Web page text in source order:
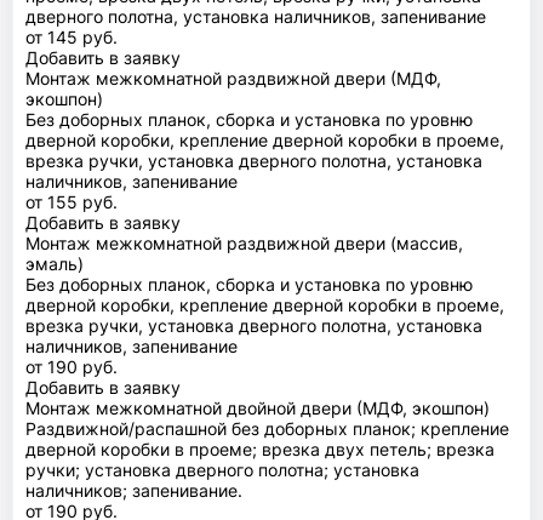
дверного полотна, установка наличников, запенивание
от 145 руб.
Добавить в заявку
Монтаж межкомнатной раздвижной двери (МДФ,
экошпон)
Без доборных планок, сборка и установка по уровню
дверной коробки, крепление дверной коробки в проеме,
врезка ручки, установка дверного полотна, установка
наличников, запенивание
от 155 руб.
Добавить в заявку
Монтаж межкомнатной раздвижной двери (массив,
эмаль)
Без доборных планок, сборка и установка по уровню
дверной коробки, крепление дверной коробки в проеме,
врезка ручки, установка дверного полотна, установка
наличников, запенивание
от 190 руб.
Добавить в заявку
Монтаж межкомнатной двойной двери (МДФ, экошпон)
Раздвижной/распашной без доборных планок; крепление
дверной коробки в проеме; врезка двух петель; врезка
ручки; установка дверного полотна; установка
наличников; запенивание.
от 190 руб.